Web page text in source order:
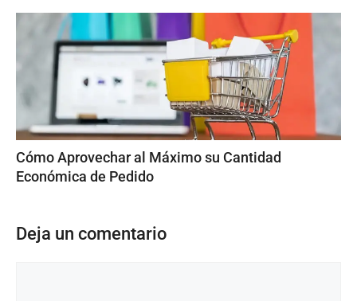
Cómo Aprovechar al Máximo su Cantidad
Económica de Pedido
Deja un comentario